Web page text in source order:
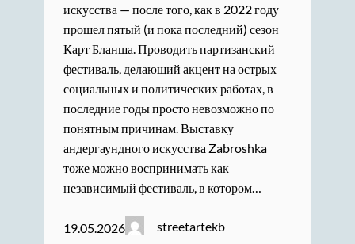
искусства — после того, как в 2022 году
прошел пятый (и пока последний) сезон
Карт Бланша. Проводить партизанский
фестиваль, делающий акцент на острых
социальных и политических работах, в
последние годы просто невозможно по
понятным причинам. Выставку
андергаундного искусства Zabroshka
тоже можно воспринимать как
независимый фестиваль, в котором…
19.05.2026 streetartekb